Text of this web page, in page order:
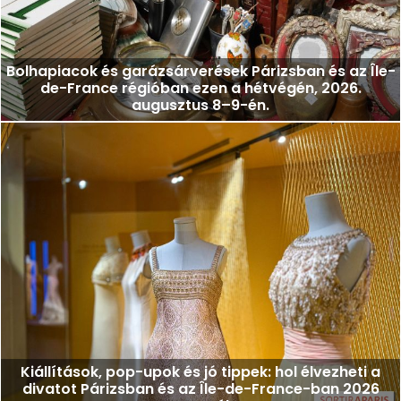
Bolhapiacok és garázsárverések Párizsban és az Île-
de-France régióban ezen a hétvégén, 2026.
augusztus 8–9-én.
Kiállítások, pop-upok és jó tippek: hol élvezheti a
divatot Párizsban és az Île-de-France-ban 2026